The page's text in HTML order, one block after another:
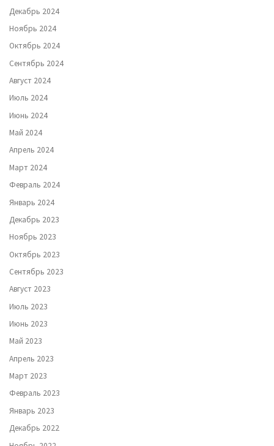
Декабрь 2024
Ноябрь 2024
Октябрь 2024
Сентябрь 2024
Август 2024
Июль 2024
Июнь 2024
Май 2024
Апрель 2024
Март 2024
Февраль 2024
Январь 2024
Декабрь 2023
Ноябрь 2023
Октябрь 2023
Сентябрь 2023
Август 2023
Июль 2023
Июнь 2023
Май 2023
Апрель 2023
Март 2023
Февраль 2023
Январь 2023
Декабрь 2022